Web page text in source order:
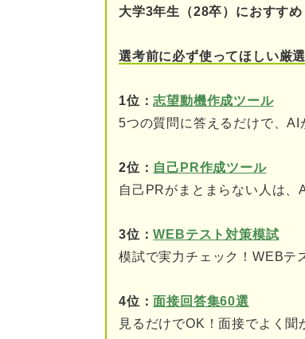
②ドラッグスト
ドラッグストアのビ
もうけのしく
プライベートブ
健康に関する専
大学3年生（28卒）におすすめ
選考前に必ず使ってほしい厳
1位：志望動機作成ツール
5つの質問に答えるだけで、
2位： 自己PR作成ツール
自己PRがまとまらない人は、
3位：WEBテスト対策模試
模試で実力チェック！WEBテ
4位：面接回答集60選
見るだけでOK！面接でよく